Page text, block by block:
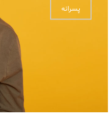
پسرانه